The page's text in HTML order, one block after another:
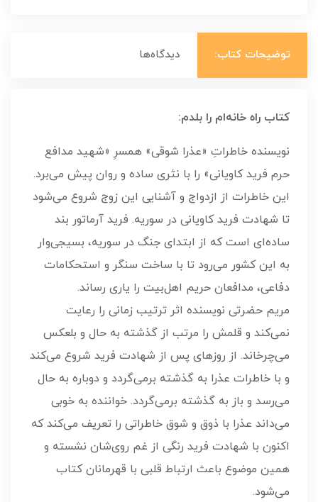
توضیحات کتاب: دیدگاه‌ها
کتاب راه خانه‌ام را بلدم:
نویسنده خاطراتِ «عذرا شوقی» همسرِ «شهید مدافع
حرم فرید کاویانی» را با نثری ساده و روان پیش می‌برد.
این خاطرات از ازدواج و آشنایی این زوج شروع می‌شود
تا شهادت فرید کاویانی در سوریه. فرید آرماتور بند
ساده‌ای است که از ابتدای جنگ در سوریه، بسیجی‌وار
به این کشور می‌رود تا با ساخت سنگر و استحکامات
دفاعی، مدافعان حریم اهل‌بیت را یاری رساند.
مریم حضرتی نویسنده اثر ترتیب زمانی را رعایت
نمی‌کند و قلمش را مرتب از گذشته به حال و بلعکس
می‌چرخاند. از روزهای پس از شهادت فرید شروع می‌کند
و با خاطرات عذرا به گذشته برمی‌گردد و دوباره به حال
می‌رسد و باز به گذشته برمی‌گردد. خواننده به خوبی
می‌داند عذرا با ذوق و شوق خاطراتی را تعریف می‌کند که
اکنون با شهادت فرید رنگی از غم روی‌شان نشسته و
همین موضوع باعث ارتباط قلبی با قهرمانان کتاب
می‌شود.